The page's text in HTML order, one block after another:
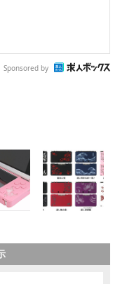
Sponsored by